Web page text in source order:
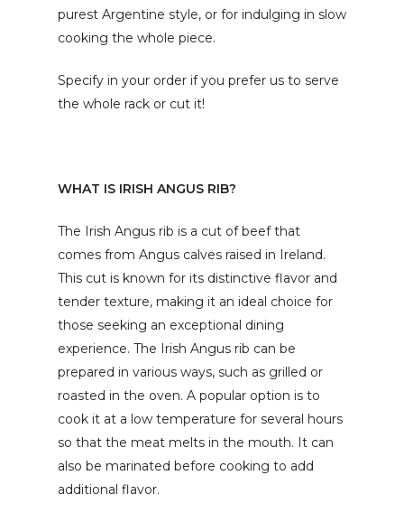
purest Argentine style, or for indulging in slow
cooking the whole piece.
Specify in your order if you prefer us to serve
the whole rack or cut it!
WHAT IS IRISH ANGUS RIB?
The Irish Angus rib is a cut of beef that
comes from Angus calves raised in Ireland.
This cut is known for its distinctive flavor and
tender texture, making it an ideal choice for
those seeking an exceptional dining
experience. The Irish Angus rib can be
prepared in various ways, such as grilled or
roasted in the oven. A popular option is to
cook it at a low temperature for several hours
so that the meat melts in the mouth. It can
also be marinated before cooking to add
additional flavor.